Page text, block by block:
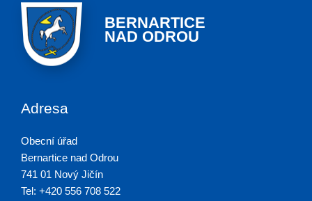
BERNARTICE
NAD ODROU
Adresa
Obecní úřad
Bernartice nad Odrou
741 01 Nový Jičín
Tel: +420 556 708 522